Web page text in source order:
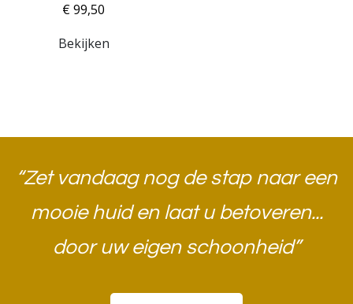
€ 99,50
Bekijken
“Zet vandaag nog de stap naar een
mooie huid en laat u betoveren...
door uw eigen schoonheid”​